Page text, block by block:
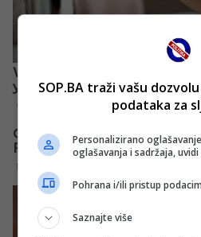
SOP.BA traži vašu
podataka za
Personalizirano
oglašavanja i sadržaja,
Pohrana i/ili pristup
Saznajte više